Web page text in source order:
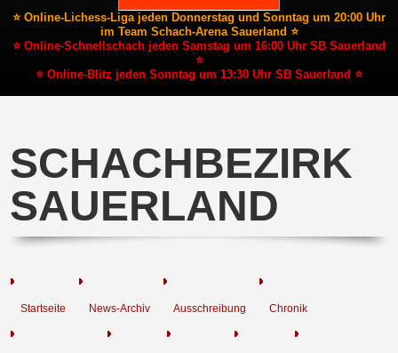
⭐ Online-Lichess-Liga jeden Donnerstag und Sonntag um 20:00 Uhr
im Team Schach-Arena Sauerland ⭐
⭐ Online-Schnellschach jeden Samstag um 16:00 Uhr SB Sauerland
⭐
⭐ Online-Blitz jeden Sonntag um 13:30 Uhr SB Sauerland ⭐
SCHACHBEZIRK
SAUERLAND
Startseite News-Archiv Ausschreibung Chronik